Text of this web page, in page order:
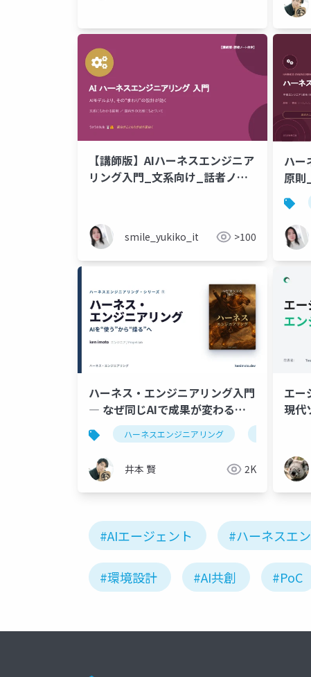
【講師版】AIハーネスエンジニア
リング入門_文系向け_話者ノー
smile_yukiko_it >100
ハー
原則
ハーネス・エンジニアリング入門
― なぜ同じAIで成果が変わるの
か
ハーネスエンジニアリング
井本 賢 2K
エー
現代
#AIエージェント #ハーネスエ
#環境設計 #AI共創 #PoC